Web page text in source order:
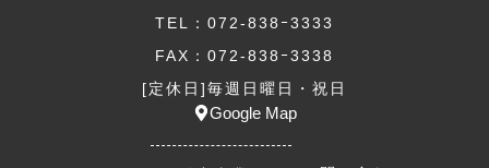
TEL：072-838ｰ3333
FAX：072-838ｰ3338
[定休日]毎週日曜日・祝日
Google Map